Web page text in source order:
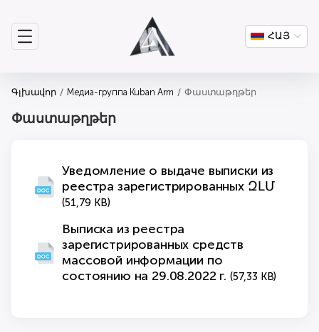
ՀԱՅ
Գլխավոր Медиа-группа Kuban Arm Փաստաթղթեր
Փաստաթղթեր
Уведомление о выдаче выписки из
реестра зарегистрированных ԶԼՄ
(51,79 KB)
Выписка из реестра
зарегистрированных средств
массовой информации по
состоянию на 29.08.2022 г. (57,33 KB)